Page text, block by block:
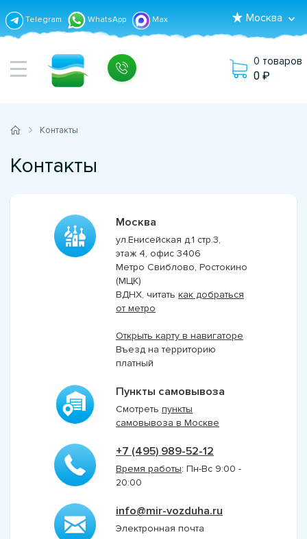
Telegram WhatsApp Max Москва
0 товаров
0
Контакты
Контакты
Москва
ул.Енисейская д.1 стр.3,
этаж 4, офис 3406
Метро Свиблово, Ростокино
(МЦК)
ВДНХ, читатькак добраться
от метро
Открыть карту в навигаторе
Въезд на территорию
платный
Пункты самовывоза
Смотретьпункты
самовывоза вМоскве
+7 (495) 989-52-12
Время работы: Пн-Вс 9:00 -
20:00
info@mir-vozduha.ru
Электронная почта